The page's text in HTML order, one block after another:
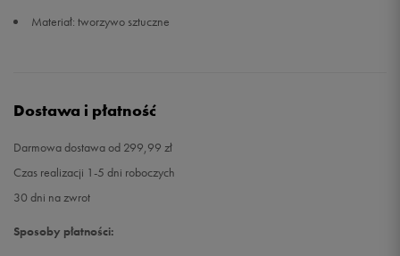
Materiał: tworzywo sztuczne
Dostawa i płatność
Darmowa dostawa od 299,99 zł
Czas realizacji 1-5 dni roboczych
30 dni na zwrot
Sposoby płatności: